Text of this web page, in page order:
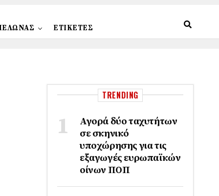
ΕΤΙΚΕΤΕΣ
TRENDING
Αγορά δύο ταχυτήτων
σε σκηνικό
υποχώρησης για τις
εξαγωγές ευρωπαϊκών
οίνων ΠΟΠ